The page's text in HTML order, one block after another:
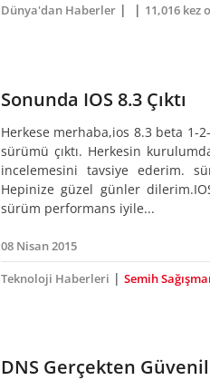
Dünya'dan Haberler| | 11,016 kez
Sonunda IOS 8.3 Çıktı
Herkese merhaba,ios 8.3 beta 1-
sürümü çıktı. Herkesin
incelemesini tavsiye ederim.
Hepinize güzel günler
sürüm performans iyile...
08 Nisan 2015
Teknoloji Haberleri | Semih
DNS Gerçekten